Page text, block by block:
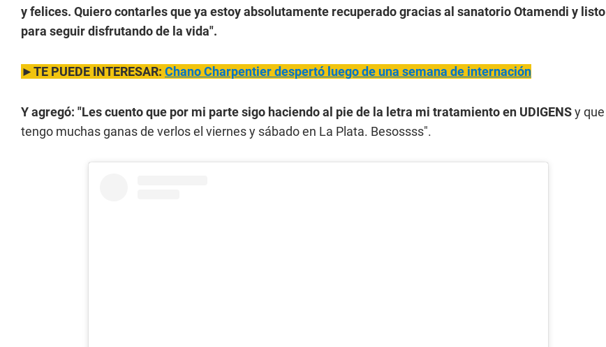
y felices. Quiero contarles que ya estoy absolutamente recuperado gracias al sanatorio Otamendi y listo
para seguir disfrutando de la vida".
►TE PUEDE INTERESAR: Chano Charpentier despertó luego de una semana de internación
Y agregó: "Les cuento que por mi parte sigo haciendo al pie de la letra mi tratamiento en UDIGENSy que
tengo muchas ganas de verlos el viernes y sábado en La Plata. Besossss".